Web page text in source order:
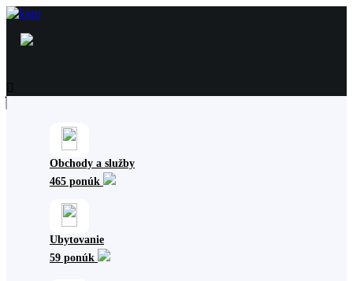
Obchody a služby
465 ponúk
Ubytovanie
59 ponúk